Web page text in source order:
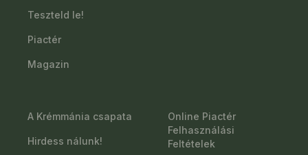
Teszteld le!
Piactér
Magazin
A Krémmánia csapata
Hirdess nálunk!
Online Piactér
Felhasználási
Feltételek